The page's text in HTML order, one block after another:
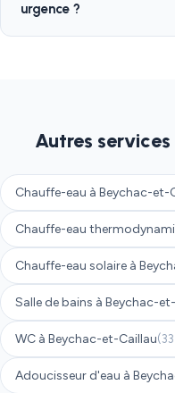
urgence ?
Autres
Chauffe-eau à Beychac-et-
Chauffe-eau
Chauffe-eau solaire à
Salle de bains à Beychac-
WC à Beychac-et-Caillau
Adoucisseur d'eau à